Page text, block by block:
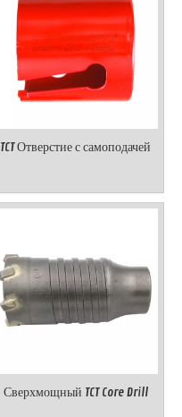
TCT Отверстие с самоподачей
Сверхмощный TCT Core Drill